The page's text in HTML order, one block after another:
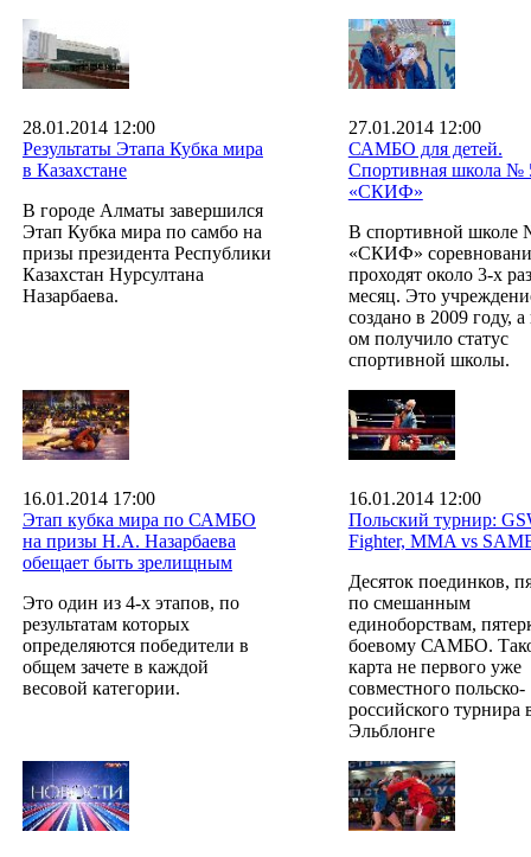
28.01.2014 12:00
Результаты Этапа Кубка мира
в Казахстане
В городе Алматы завершился
Этап Кубка мира по самбо на
призы президента Республики
Казахстан Нурсултана
Назарбаева.
27.01.2014 12:00
САМБО для детей.
Спортивная школа №
«СКИФ»
В спортивной школе
«СКИФ»
проходят около 3-х
месяц. Это
создано в 2009 году,
ом получило статус
спортивной школы.
16.01.2014 17:00
Этап кубка мира по САМБО
на призы Н.А. Назарбаева
обещает быть зрелищным
Это один из 4-х этапов, по
результатам которых
определяются победители в
общем зачете в каждой
весовой категории.
16.01.2014 12:00
Польский турнир:
Fighter, MMA vs
Десяток поединков,
по смешанным
единоборствам,
боевому САМБО.
карта не первого уже
совместного польско-
российского турнира
Эльблонге